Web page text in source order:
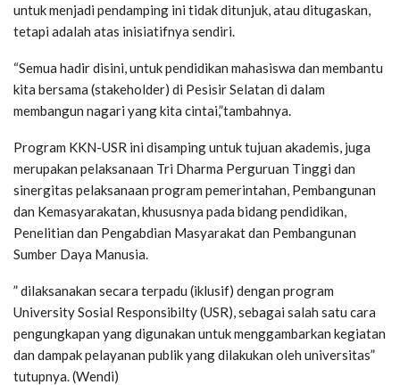
untuk menjadi pendamping ini tidak ditunjuk, atau ditugaskan,
tetapi adalah atas inisiatifnya sendiri.
“Semua hadir disini, untuk pendidikan mahasiswa dan membantu
kita bersama (stakeholder) di Pesisir Selatan di dalam
membangun nagari yang kita cintai,”tambahnya.
Program KKN-USR ini disamping untuk tujuan akademis, juga
merupakan pelaksanaan Tri Dharma Perguruan Tinggi dan
sinergitas pelaksanaan program pemerintahan, Pembangunan
dan Kemasyarakatan, khususnya pada bidang pendidikan,
Penelitian dan Pengabdian Masyarakat dan Pembangunan
Sumber Daya Manusia.
” dilaksanakan secara terpadu (iklusif) dengan program
University Sosial Responsibilty (USR), sebagai salah satu cara
pengungkapan yang digunakan untuk menggambarkan kegiatan
dan dampak pelayanan publik yang dilakukan oleh universitas”
tutupnya. (Wendi)